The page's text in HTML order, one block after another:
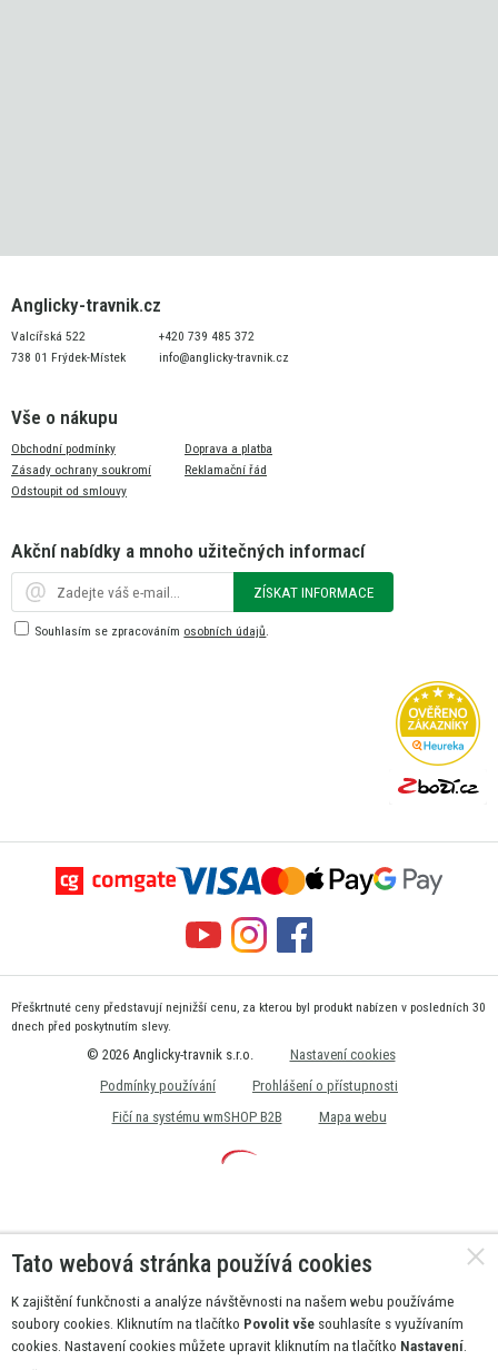
Anglicky-travnik.cz
Valcířská 522
738 01 Frýdek-Místek
+420 739 485 372
info@anglicky-travnik.cz
Vše o nákupu
Obchodní podmínky
Zásady ochrany soukromí
Odstoupit od smlouvy
Doprava a platba
Reklamační řád
Akční nabídky a mnoho užitečných informací
ZÍSKAT INFORMACE
Souhlasím se zpracováním osobních údajů.
Přeškrtnuté ceny představují nejnižší cenu, za kterou byl produkt nabízen v posledních 30
dnech před poskytnutím slevy.
© 2026 Anglicky-travnik s.r.o.
Nastavení cookies
Podmínky používání
Prohlášení o přístupnosti
Fičí na systému wmSHOP B2B
Mapa webu
Tato webová stránka používá cookies
K zajištění funkčnosti a analýze návštěvnosti na našem webu používáme
soubory cookies. Kliknutím na tlačítko Povolit vše souhlasíte s využívaním
cookies. Nastavení cookies můžete upravit kliknutím na tlačítko Nastavení